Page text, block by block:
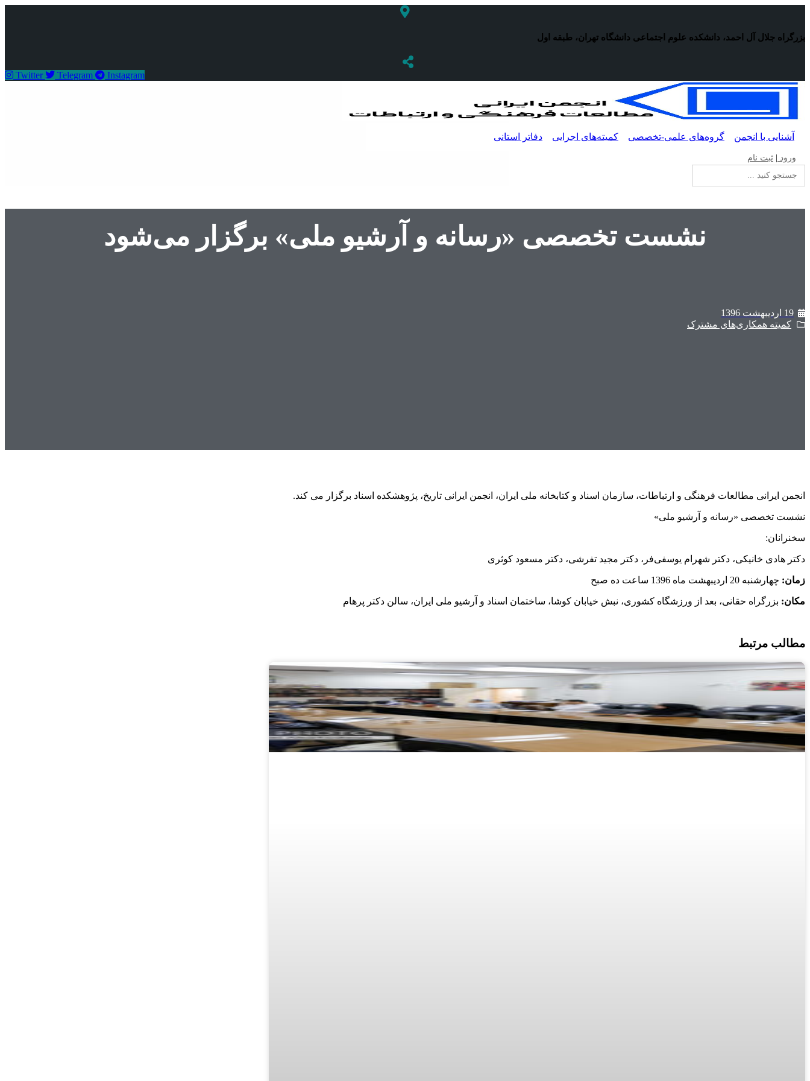
محتوا
بزرگراه جلال آل احمد، دانشکده علوم اجتماعی دانشگاه تهران، طبقه اول
Twitter Telegram Instagram
آشنایی با انجمن گروه‌های علمی-تخصصی کمیته‌های اجرایی دفاتر استانی
ورود ثبت نام
جستجو
برای:
نشست تخصصی «رسانه و آرشیو ملی» برگزار می‌شود
19 اردیبهشت 1396
کمیته همکاری‌های مشترک
انجمن ایرانی مطالعات فرهنگی و ارتباطات، سازمان اسناد و کتابخانه ملی ایران، انجمن ایرانی تاریخ، پژوهشکده اسناد برگزار می کند.
نشست تخصصی «رسانه و آرشیو ملی»
سخنرانان:
دکتر هادی خانیکی، دکتر شهرام یوسفی‌فر، دکتر مجید تفرشی، دکتر مسعود کوثری
زمان: چهارشنبه 20 اردیبهشت ماه 1396 ساعت ده صبح
مکان: بزرگراه حقانی، بعد از ورزشگاه کشوری، نبش خیابان کوشا، ساختمان اسناد و آرشیو ملی ایران، سالن دکتر پرهام
مطالب مرتبط